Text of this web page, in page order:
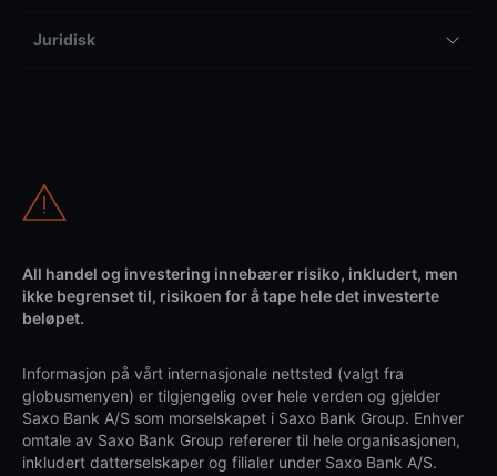
Juridisk
All handel og investering innebærer risiko, inkludert, men
ikke begrenset til, risikoen for å tape hele det investerte
beløpet.
Informasjon på vårt internasjonale nettsted (valgt fra
globusmenyen) er tilgjengelig over hele verden og gjelder
Saxo Bank A/S som morselskapet i Saxo Bank Group. Enhver
omtale av Saxo Bank Group refererer til hele organisasjonen,
inkludert datterselskaper og filialer under Saxo Bank A/S.